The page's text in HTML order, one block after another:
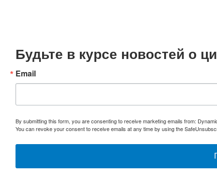
Будьте в курсе новостей о
Email
By submitting this form, you are consenting to receive marketing emails from:
You can revoke your consent to receive emails at any time by using the